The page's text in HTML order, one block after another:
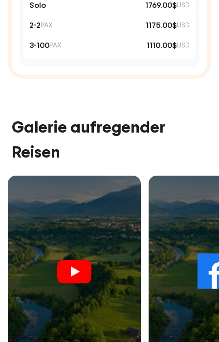
Solo 1769.00$USD
2-2PAX 1175.00$USD
3-100PAX 1110.00$USD
Galerie aufregender
Reisen